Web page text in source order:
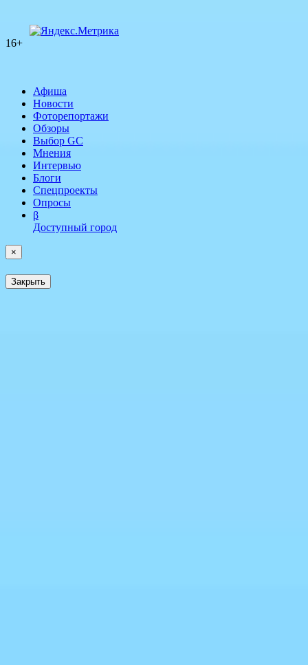
16+
Афиша
Новости
Фоторепортажи
Обзоры
Выбор GC
Мнения
Интервью
Блоги
Спецпроекты
Опросы
β
Доступный город
×
Закрыть